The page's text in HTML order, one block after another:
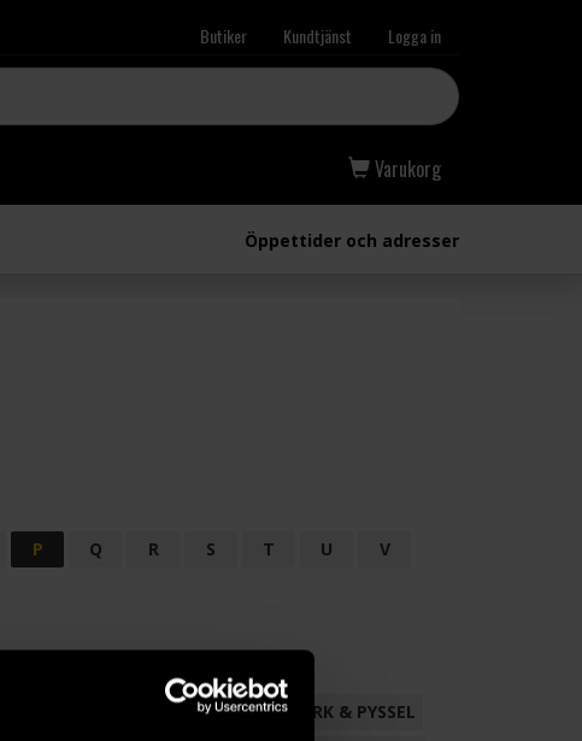
Butiker Kundtjänst Logga in
Varukorg
Öppettider och adresser
P Q R S T U
V
FACKLITTERATUR
HANTVERK & PYSSEL